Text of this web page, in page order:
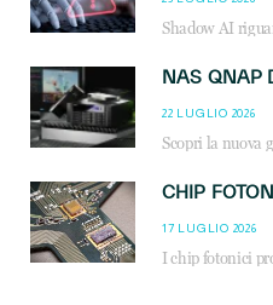
22 LUGLIO 2026
17 LUGLIO 2026